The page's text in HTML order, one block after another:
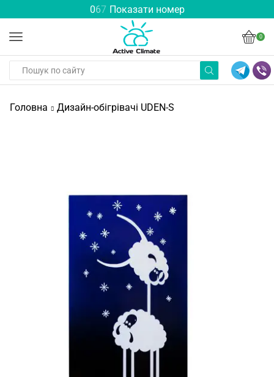
067 Показати номер
0
Головна Дизайн-обігрівачі UDEN-S